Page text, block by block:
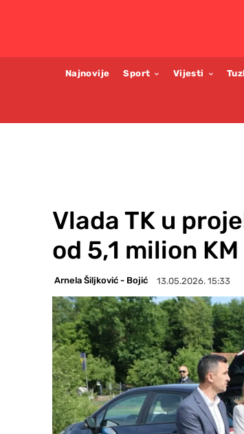
Najnovije Sport Vijesti
Vlada TK u
od 5,1 milion KM
Arnela Šiljković - Bojić 13.05.2026. 15:33